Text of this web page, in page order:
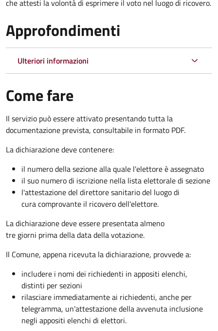
che attesti la volontà di esprimere il voto nel luogo di ricovero.
Approfondimenti
Ulteriori informazioni
Come fare
Il servizio può essere attivato presentando tutta la
documentazione prevista, consultabile in formato PDF.
La dichiarazione deve contenere:
il numero della sezione alla quale l'elettore è assegnato
il suo numero di iscrizione nella lista elettorale di sezione
l'attestazione del direttore sanitario del luogo di
cura comprovante il ricovero dell'elettore.
La dichiarazione deve essere presentata almeno
tre giorni prima della data della votazione.
Il Comune, appena ricevuta la dichiarazione, provvede a:
includere i nomi dei richiedenti in appositi elenchi,
distinti per sezioni
rilasciare immediatamente ai richiedenti, anche per
telegramma, un'attestazione della avvenuta inclusione
negli appositi elenchi di elettori.